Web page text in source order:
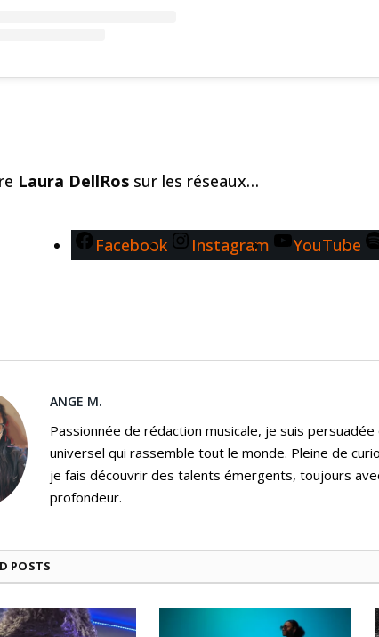
Laura DellRos sur les réseaux…
Facebook Instagram YouTube
ANGE M.
Passionnée de rédaction musicale, je suis
universel qui rassemble tout le monde. Pleine de
je fais découvrir des talents émergents, toujours
profondeur.
POSTS